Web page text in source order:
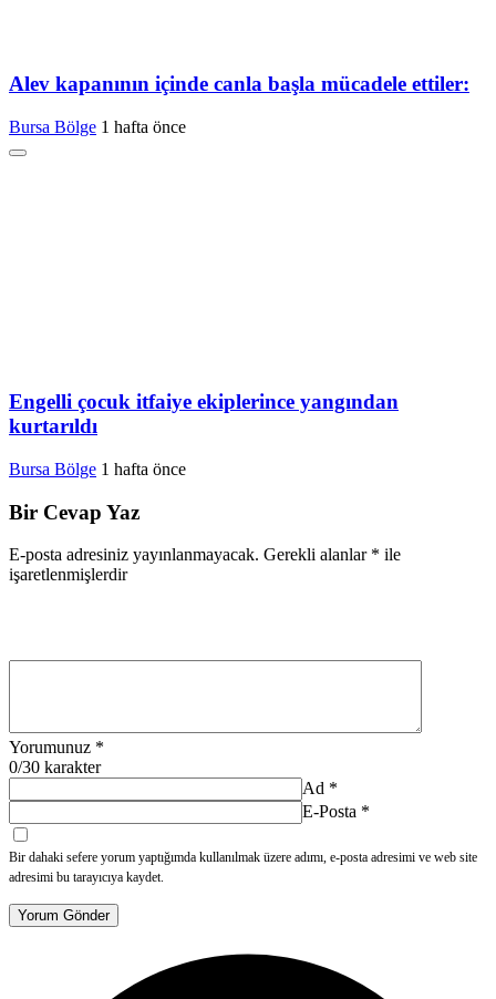
Alev kapanının içinde canla başla mücadele ettiler:
Bursa Bölge 1 hafta önce
Engelli çocuk itfaiye ekiplerince yangından
kurtarıldı
Bursa Bölge 1 hafta önce
Bir Cevap Yaz
E-posta adresiniz yayınlanmayacak. Gerekli alanlar * ile
işaretlenmişlerdir
Yorumunuz *
0/30 karakter
Ad *
E-Posta *
Bir dahaki sefere yorum yaptığımda kullanılmak üzere adımı, e-posta adresimi ve web site
adresimi bu tarayıcıya kaydet.
Yorum Gönder